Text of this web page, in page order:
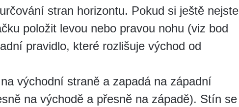
stran horizontu. Pokud si ještě nejste
položit levou nebo pravou nohu (viz bod
pravidlo, které rozlišuje východ od
východní straně a zapadá na západní
na východě a přesně na západě). Stín se